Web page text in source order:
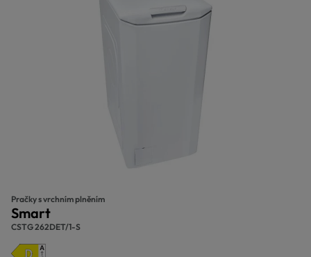
Pračky s vrchním plněním
Smart
CSTG 262DET/1-S